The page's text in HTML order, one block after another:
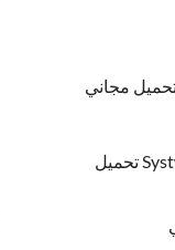
Systweak Advanced Driver Updater تحميل